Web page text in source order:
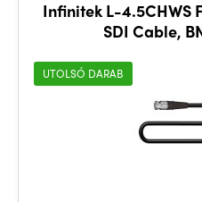
Infinitek L-4.5CHWS
SDI Cable,
UTOLSÓ DARAB